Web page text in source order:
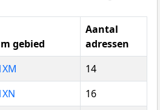
gebied
Aantal
adressen
14
16